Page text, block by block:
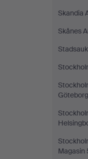
Skandia
Skånes
Göteborg
Magasin